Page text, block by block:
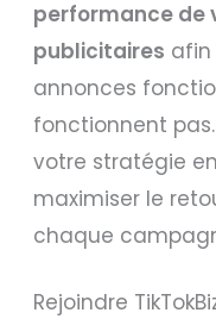
performance de
publicitaires afin
annonces
fonctionnent
votre stratégie
maximiser le
chaque
Rejoindre